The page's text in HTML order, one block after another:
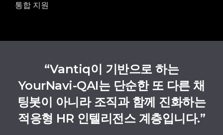
통합 지원
“Vantiq이 기반으로 하는
YourNavi-QAI는 단순한 또 다른 채
팅봇이 아니라 조직과 함께 진화하는
적응형 HR 인텔리전스 계층입니다.”